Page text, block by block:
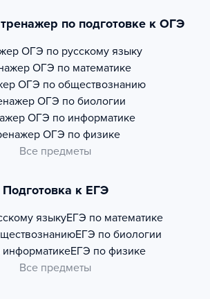
по подготовке к ОГЭ
ОГЭ по русскому языку
ОГЭ по математике
ОГЭ по обществознанию
ОГЭ по биологии
ОГЭ по информатике
ОГЭ по физике
Все предметы
Подготовка к ЕГЭ
языкуЕГЭ по математике
ЕГЭ по биологии
ЕГЭ по физике
Все предметы